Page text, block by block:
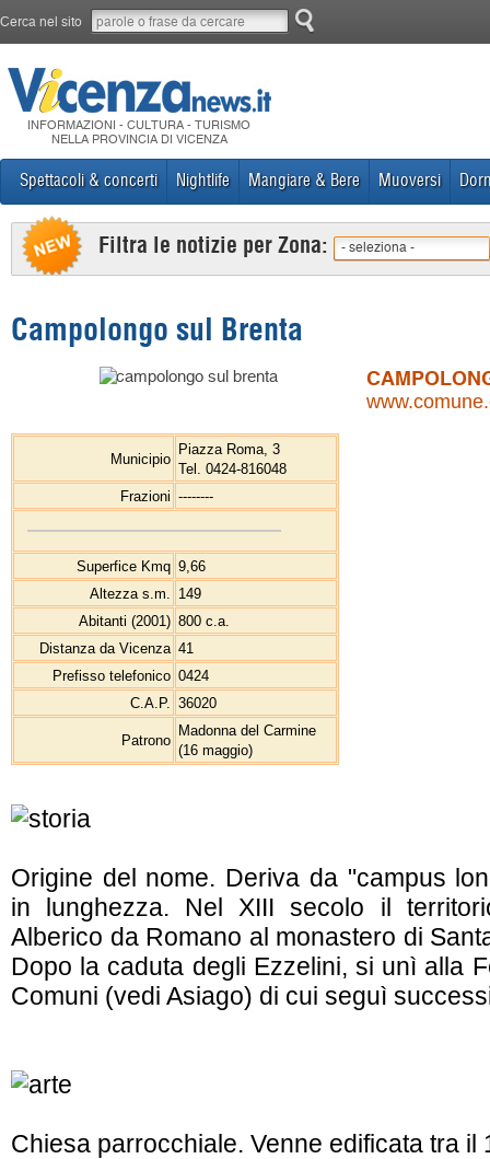
Cerca nel sito
INFORMAZIONI - CULTURA - TURISMO
NELLA PROVINCIA DI VICENZA
Spettacoli & concerti Nightlife Mangiare & Bere Muoversi
Filtra le notizie per Zona: - seleziona -
Campolongo sul Brenta
Municipio
Piazza Roma, 3
Tel. 0424-816048
Frazioni --------
Superfice Kmq 9,66
Altezza s.m. 149
Abitanti (2001) 800 c.a.
Distanza da Vicenza 41
Prefisso telefonico 0424
C.A.P. 36020
Patrono
Madonna del Carmine
(16 maggio)
Origine del nome. Deriva da "campus
in lunghezza. Nel XIII secolo il
Alberico da Romano al monastero di
Dopo la caduta degli Ezzelini, si unì alla
Comuni (vedi Asiago) di cui seguì
Chiesa parrocchiale. Venne edificata tra il